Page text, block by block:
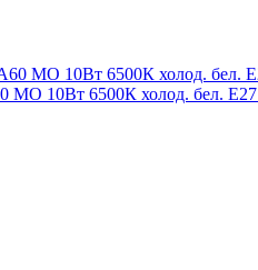
MO 10Вт 6500К холод. бел.